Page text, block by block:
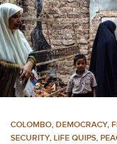
n
c
o
n
t
e
COLOMBO, DEMOCRACY,
SECURITY, LIFE QUIPS,